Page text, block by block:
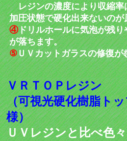
レジンの濃度により収縮率
加圧状態で硬化出来ないのが
④ドリルホールに気泡が残
が落ちます。
⑤ＵＶカットガラスの修復が
ＶＲＴＯＰレジン
（可視光硬化樹脂ト
様）
ＵＶレジンと比べ色